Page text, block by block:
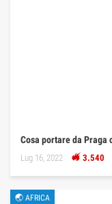
Cosa portare da
Lug 16, 2022 3.540
🌏 AFRICA